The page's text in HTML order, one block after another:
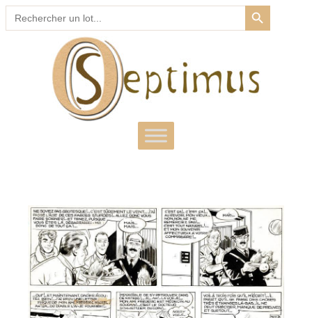
Search
for:
SEARCH BUTTON